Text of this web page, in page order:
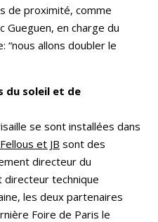
de proximité, comme
Gueguen, en charge du
allons doubler le
du soleil et de
se sont installées dans
et JB sont des
directeur du
technique
les deux partenaires
Foire de Paris le